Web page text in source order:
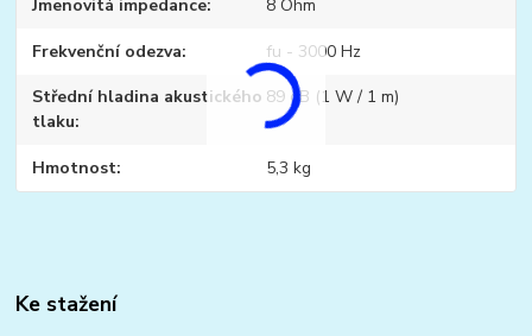
Jmenovitá impedance 8 Ohm
Frekvenční odezva fu - 3000 Hz
Střední hladina akustického
tlaku
89 dB (1 W / 1 m)
Hmotnost 5,3 kg
Ke stažení